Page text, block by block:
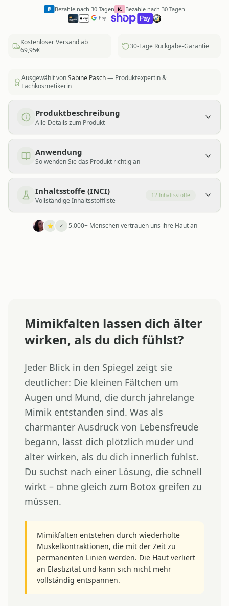
Bezahle nach 30 Tagen Bezahle nach 30 Tagen
Kostenloser Versand ab
69,95€
30-Tage Rückgabe-Garantie
Ausgewählt vonSabine Pasch— Produktexpertin &
Fachkosmetikerin
Produktbeschreibung
Alle Details zum Produkt
Anwendung
So wenden Sie das Produkt richtig an
Inhaltsstoffe (INCI)
Vollständige Inhaltsstoffliste
12 Inhaltsstoffe
⭐ ✓ 5.000+ Menschen vertrauen uns ihre Haut an
Mimikfalten lassen dich älter
wirken, als du dich fühlst?
Jeder Blick in den Spiegel zeigt sie
deutlicher: Die kleinen Fältchen um
Augen und Mund, die durch jahrelange
Mimik entstanden sind. Was als
charmanter Ausdruck von Lebensfreude
begann, lässt dich plötzlich müder und
älter wirken, als du dich innerlich fühlst.
Du suchst nach einer Lösung, die schnell
wirkt – ohne gleich zum Botox greifen zu
müssen.
Mimikfalten entstehen durch wiederholte
Muskelkontraktionen, die mit der Zeit zu
permanenten Linien werden. Die Haut verliert
an Elastizität und kann sich nicht mehr
vollständig entspannen.